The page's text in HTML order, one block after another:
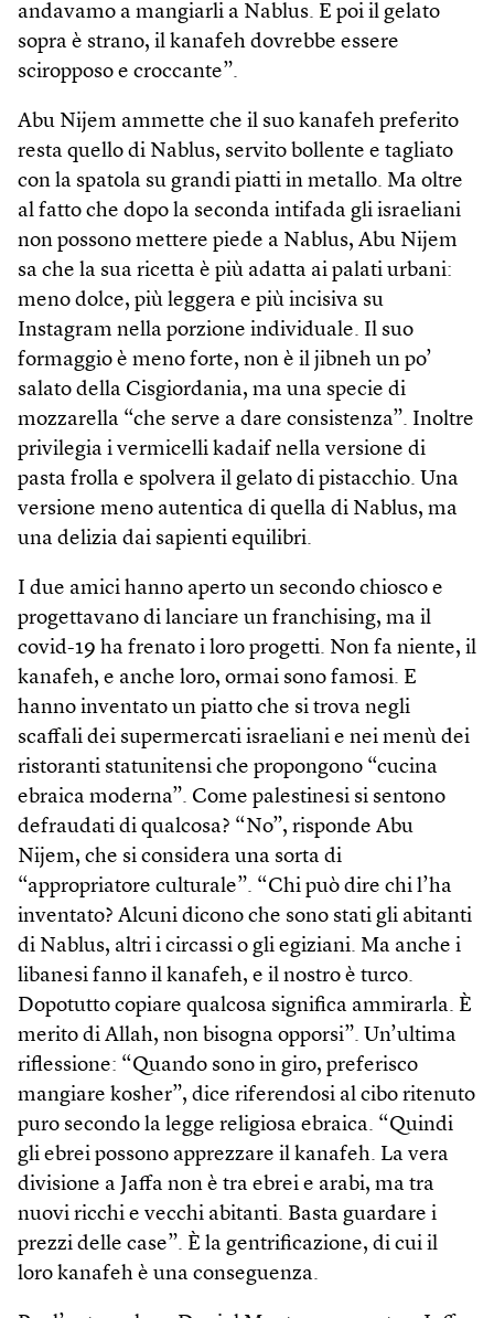
andavamo a mangiarli a Nablus. E poi il gelato
sopra è strano, il kanafeh dovrebbe essere
sciropposo e croccante”.
Abu Nijem ammette che il suo kanafeh preferito
resta quello di Nablus, servito bollente e tagliato
con la spatola su grandi piatti in metallo. Ma oltre
al fatto che dopo la seconda intifada gli israeliani
non possono mettere piede a Nablus, Abu Nijem
sa che la sua ricetta è più adatta ai palati urbani:
meno dolce, più leggera e più incisiva su
Instagram nella porzione individuale. Il suo
formaggio è meno forte, non è il jibneh un po’
salato della Cisgiordania, ma una specie di
mozzarella “che serve a dare consistenza”. Inoltre
privilegia i vermicelli kadaif nella versione di
pasta frolla e spolvera il gelato di pistacchio. Una
versione meno autentica di quella di Nablus, ma
una delizia dai sapienti equilibri.
I due amici hanno aperto un secondo chiosco e
progettavano di lanciare un franchising, ma il
covid-19 ha frenato i loro progetti. Non fa niente, il
kanafeh, e anche loro, ormai sono famosi. E
hanno inventato un piatto che si trova negli
scaffali dei supermercati israeliani e nei menù dei
ristoranti statunitensi che propongono “cucina
ebraica moderna”. Come palestinesi si sentono
defraudati di qualcosa? “No”, risponde Abu
Nijem, che si considera una sorta di
“appropriatore culturale”. “Chi può dire chi l’ha
inventato? Alcuni dicono che sono stati gli abitanti
di Nablus, altri i circassi o gli egiziani. Ma anche i
libanesi fanno il kanafeh, e il nostro è turco.
Dopotutto copiare qualcosa significa ammirarla. È
merito di Allah, non bisogna opporsi”. Un’ultima
riflessione: “Quando sono in giro, preferisco
mangiare kosher”, dice riferendosi al cibo ritenuto
puro secondo la legge religiosa ebraica. “Quindi
gli ebrei possono apprezzare il kanafeh. La vera
divisione a Jaffa non è tra ebrei e arabi, ma tra
nuovi ricchi e vecchi abitanti. Basta guardare i
prezzi delle case”. È la gentrificazione, di cui il
loro kanafeh è una conseguenza.